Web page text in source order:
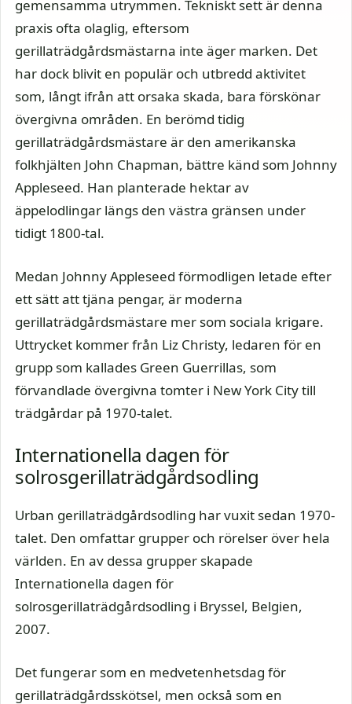
gemensamma utrymmen. Tekniskt sett är denna
praxis ofta olaglig, eftersom
gerillaträdgårdsmästarna inte äger marken. Det
har dock blivit en populär och utbredd aktivitet
som, långt ifrån att orsaka skada, bara förskönar
övergivna områden. En berömd tidig
gerillaträdgårdsmästare är den amerikanska
folkhjälten John Chapman, bättre känd som Johnny
Appleseed. Han planterade hektar av
äppelodlingar längs den västra gränsen under
tidigt 1800-tal.
Medan Johnny Appleseed förmodligen letade efter
ett sätt att tjäna pengar, är moderna
gerillaträdgårdsmästare mer som sociala krigare.
Uttrycket kommer från Liz Christy, ledaren för en
grupp som kallades Green Guerrillas, som
förvandlade övergivna tomter i New York City till
trädgårdar på 1970-talet.
Internationella dagen för
solrosgerillaträdgårdsodling
Urban gerillaträdgårdsodling har vuxit sedan 1970-
talet. Den omfattar grupper och rörelser över hela
världen. En av dessa grupper skapade
Internationella dagen för
solrosgerillaträdgårdsodling i Bryssel, Belgien,
2007.
Det fungerar som en medvetenhetsdag för
gerillaträdgårdsskötsel, men också som en